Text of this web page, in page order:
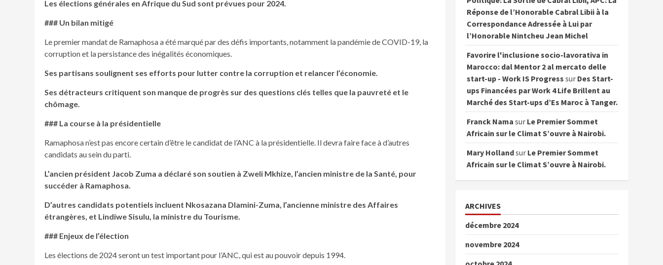
Les élections générales en Afrique du Sud sont prévues pour 2024.
### Un bilan mitigé
Le premier mandat de Ramaphosa a été marqué par des défis importants, notamment la pandémie de COVID-19, la
corruption et la persistance des inégalités économiques.
Ses partisans soulignent ses efforts pour lutter contre la corruption et relancer l’économie.
Ses détracteurs critiquent son manque de progrès sur des questions clés telles que la pauvreté et le
chômage.
### La course à la présidentielle
Ramaphosa n’est pas encore certain d’être le candidat de l’ANC à la présidentielle. Il devra faire face à d’autres
candidats au sein du parti.
L’ancien président Jacob Zuma a déclaré son soutien à Zweli Mkhize, l’ancien ministre de la Santé, pour
succéder à Ramaphosa.
D’autres candidats potentiels incluent Nkosazana Dlamini-Zuma, l’ancienne ministre des Affaires
étrangères, et Lindiwe Sisulu, la ministre du Tourisme.
### Enjeux de l’élection
Les élections de 2024 seront un test important pour l’ANC, qui est au pouvoir depuis 1994.
Réponse de l’Honorable Cabral Libii à la
Correspondance Adressée à Lui par
l’Honorable Nintcheu Jean Michel
Favorire l'inclusione socio-lavorativa in
Marocco: dal Mentor 2 al mercato delle
start-up - Work IS Progress sur Des Start-
ups Financées par Work 4 Life Brillent au
Marché des Start-ups d’Es Maroc à Tanger.
Franck Nama sur Le Premier Sommet
Africain sur le Climat S’ouvre à Nairobi.
Mary Hollandsur Le Premier Sommet
Africain sur le Climat S’ouvre à Nairobi.
ARCHIVES
décembre 2024
novembre 2024